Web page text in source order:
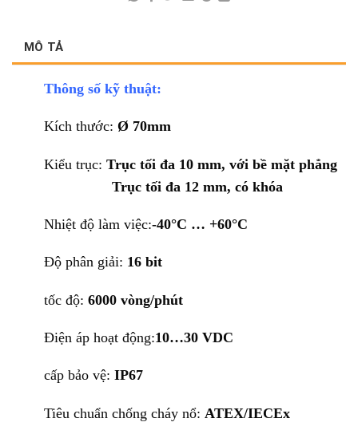
MÔ TẢ
Thông số kỹ thuật:
Kích thước: Ø 70mm
Kiểu trục: Trục tối đa 10 mm, với bề mặt phẳng
Trục tối đa 12 mm, có khóa
Nhiệt độ làm việc:-40°C … +60°C
Độ phân giải: 16 bit
tốc độ: 6000 vòng/phút
Điện áp hoạt động:10…30 VDC
cấp bảo vệ: IP67
Tiêu chuẩn chống cháy nổ: ATEX/IECEx